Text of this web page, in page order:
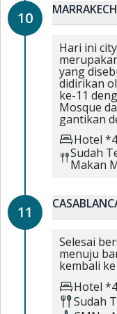
10
Hari ini
yang
didirikan
ke-11
Mosque
gantikan
Hotel *4
Sudah
Makan
11
Selesai
menuju
kembali
Hotel *4
Sudah